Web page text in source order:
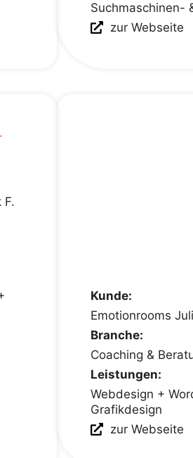
Suchmaschinen-
zur Webseite
F.
Kunde:
Emotionrooms
Branche:
Coaching &
Leistungen:
Webdesign +
Grafikdesign
zur Webseite